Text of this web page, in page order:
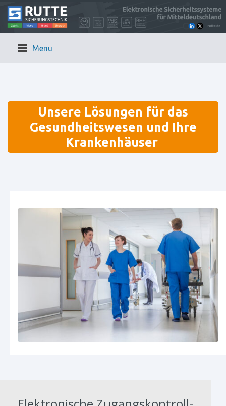
Menu
Unsere Lösungen für das
Gesundheitswesen und Ihre
Krankenhäuser